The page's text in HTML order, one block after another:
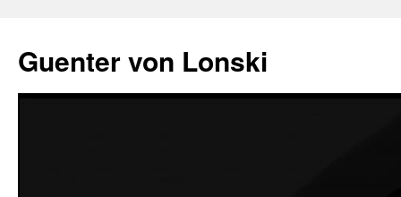
springen
Guenter von Lonski